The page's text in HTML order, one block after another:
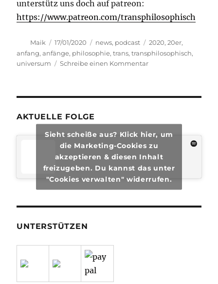
unterstütz uns doch auf patreon:
https://www.patreon.com/transphilosophisch
Autor
Maik
Veröffentlicht
am
17/01/2020 Kategorien
news, podcast Schlagwörter
2020,20er,
anfang,anfänge, philosophie,trans,transphilosophisch,
universum
Schreibe einen Kommentarzu
AKTUELLE FOLGE
Sieht scheiße aus? Klick hier, um
die Marketing-Cookies zu
akzeptieren & diesen Inhalt
freizugeben. Du kannst das unter
"Cookies verwalten" widerrufen.
UNTERSTÜTZEN